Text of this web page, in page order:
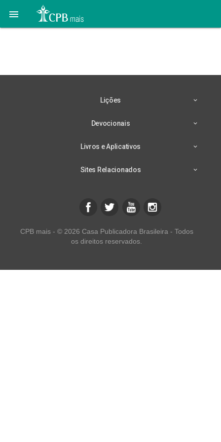

Lições
Devocionais
Livros e Aplicativos
Sites Relacionados
CPB mais - © 2026 Casa Publicadora Brasileira - Todos
os direitos reservados.